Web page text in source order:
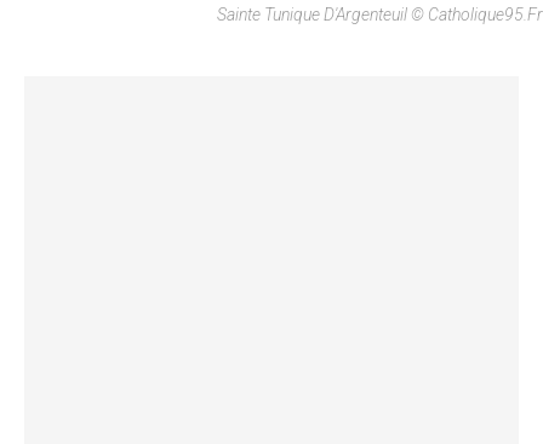
Sainte Tunique D'Argenteuil © Catholique95.fr